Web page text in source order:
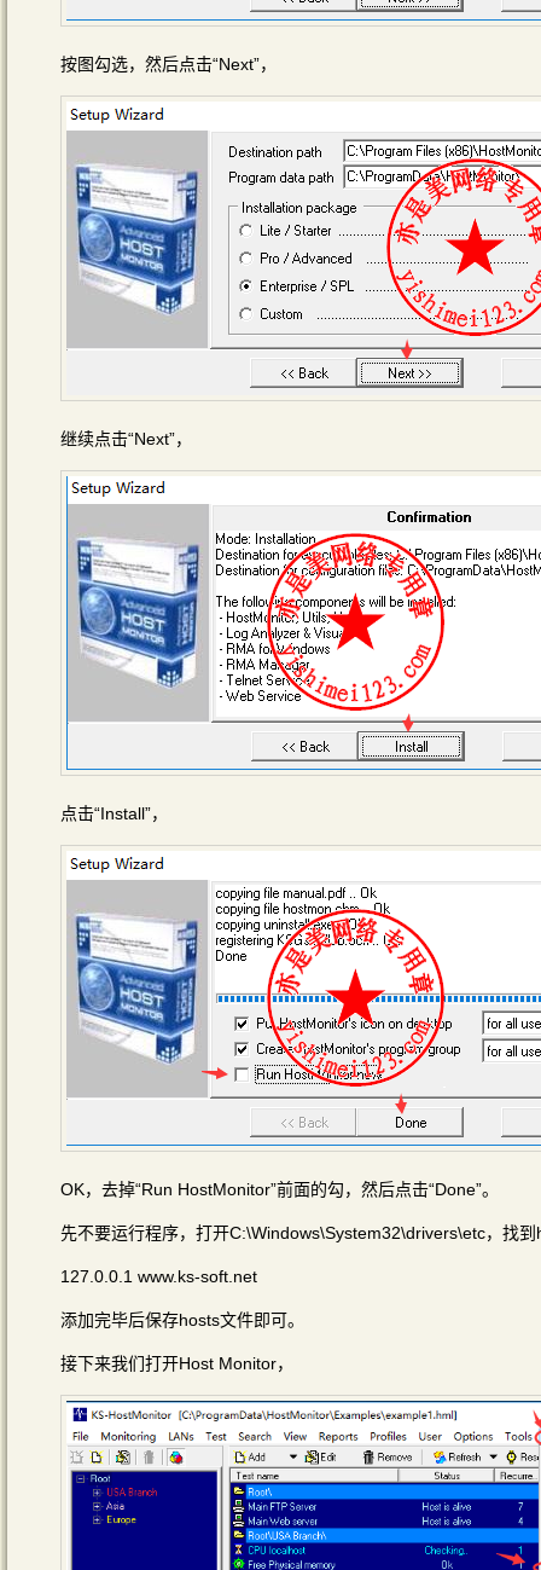
按图勾选，然后点击“Next”，
继续点击“Next”，
点击“Install”，
OK，去掉“Run HostMonitor”前面的勾，然后点击“Done”。
先不要运行程序，打开C:\Windows\System32\drivers\etc，找
127.0.0.1 www.ks-soft.net
添加完毕后保存hosts文件即可。
接下来我们打开Host Monitor，